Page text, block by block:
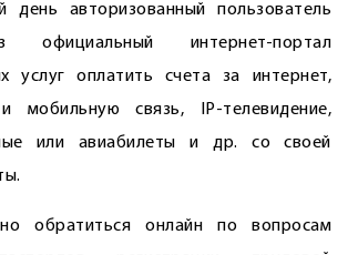
день авторизованный пользователь
интернет-портал
услуг оплатить счета за интернет,
мобильную связь, IP-телевидение,
или авиабилеты и др. со своей
обратиться онлайн по вопросам